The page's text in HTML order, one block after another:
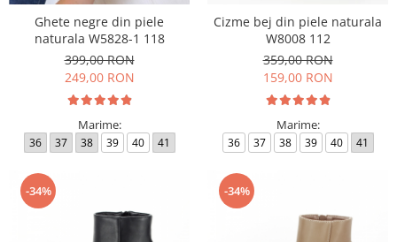
Ghete negre din piele
naturala W5828-1 118
399,00 RON
249,00 RON
Marime:
36 37 38 39 40 41
Cizme bej din piele naturala
W8008 112
359,00 RON
159,00 RON
Marime:
36 37 38 39 40 41
-34% -34%